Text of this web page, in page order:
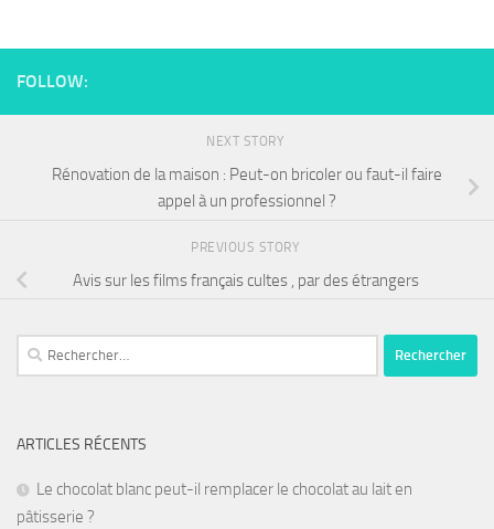
FOLLOW:
NEXT STORY
Rénovation de la maison : Peut-on bricoler ou faut-il faire
appel à un professionnel ?
PREVIOUS STORY
Avis sur les films français cultes , par des étrangers
ARTICLES RÉCENTS
Le chocolat blanc peut-il remplacer le chocolat au lait en
pâtisserie ?